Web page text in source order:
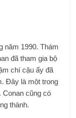
năm 1990. Thám
đã tham gia bộ
chí cậu ấy đã
Đây là một trong
cũng có
thành.